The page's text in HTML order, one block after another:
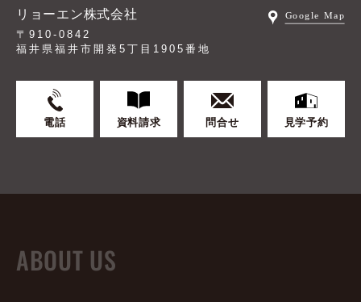
リョーエン株式会社
〒910-0842
福井県福井市開発5丁目1905番地
電話 資料請求 問合せ 見学予約
ABOUT US